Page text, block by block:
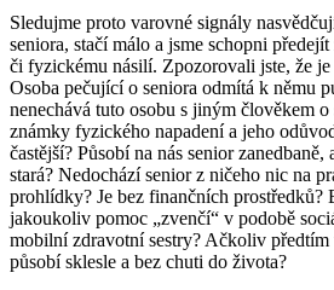
Sledujme proto varovné signály
seniora, stačí málo a jsme schopni
či fyzickému násilí. Zpozorovali jste, že
Osoba pečující o seniora odmítá k němu
nenechává tuto osobu s jiným člověkem o
známky fyzického napadení a jeho
častější? Působí na nás senior
stará? Nedochází senior z ničeho nic na
prohlídky? Je bez finančních prostředků?
jakoukoliv pomoc „zvenčí“ v podobě
mobilní zdravotní sestry? Ačkoliv předtím
působí sklesle a bez chuti do života?